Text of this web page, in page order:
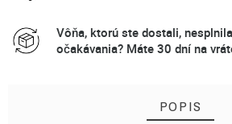
Vôňa, ktorú ste dostali,
očakávania? Máte 30 dní na
POPIS